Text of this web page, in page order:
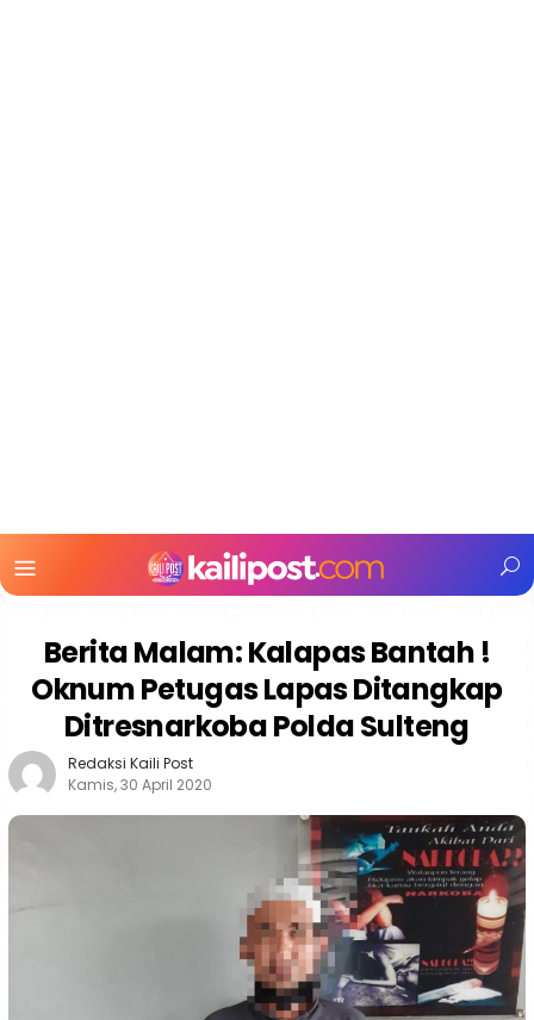
Mobile
Berita Malam: Kalapas Bantah !
Oknum Petugas Lapas Ditangkap
Ditresnarkoba Polda Sulteng
Redaksi Kaili Post
Kamis, 30 April 2020